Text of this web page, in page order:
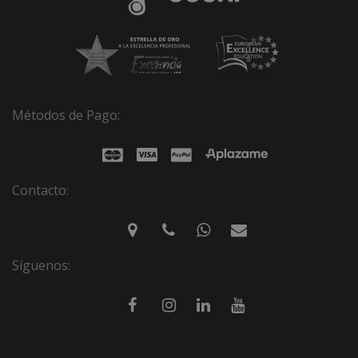
Métodos de Pago:
Contacto:
Síguenos: